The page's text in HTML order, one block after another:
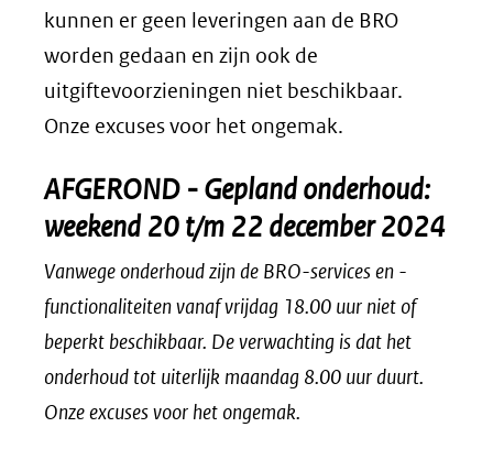
kunnen er geen leveringen aan de BRO
worden gedaan en zijn ook de
uitgiftevoorzieningen niet beschikbaar.
Onze excuses voor het ongemak.
AFGEROND - Gepland onderhoud:
weekend 20 t/m 22 december 2024
Vanwege onderhoud zijn de BRO-services en -
functionaliteiten vanaf vrijdag 18.00 uur niet of
beperkt beschikbaar. De verwachting is dat het
onderhoud tot uiterlijk maandag 8.00 uur duurt.
Onze excuses voor het ongemak.